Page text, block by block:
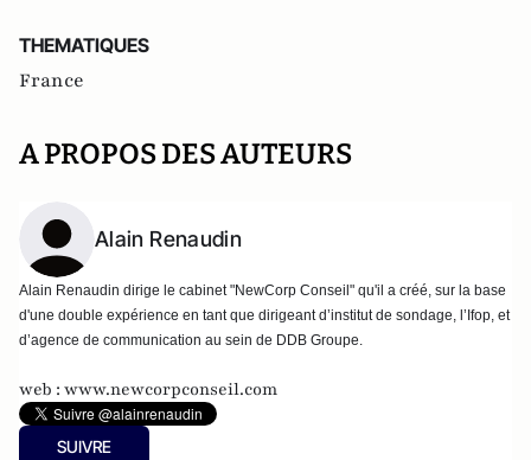
THEMATIQUES
France
A PROPOS DES AUTEURS
Alain Renaudin
Alain Renaudin dirige le cabinet "NewCorp Conseil" qu'il a créé, sur la base
d'une double expérience en tant que dirigeant d’institut de sondage, l’Ifop, et
d’agence de communication au sein de DDB Groupe.
web : www.newcorpconseil.com
SUIVRE